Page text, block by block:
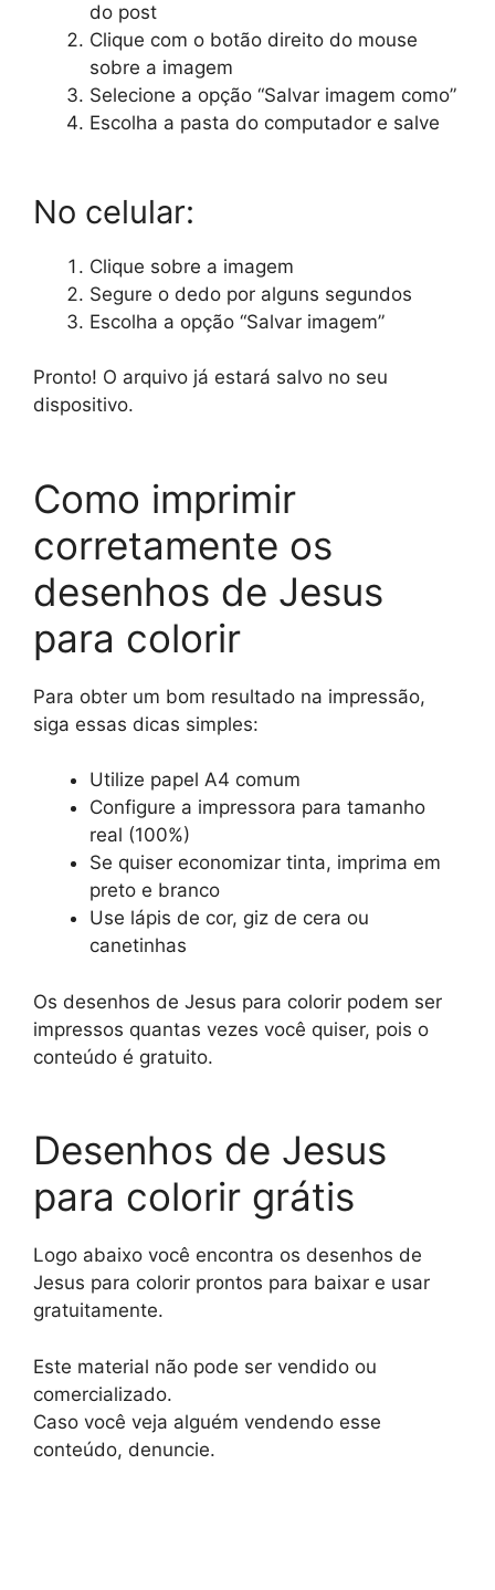
do post
Clique com o botão direito do mouse
sobre a imagem
Selecione a opção “Salvar imagem como”
Escolha a pasta do computador e salve
No celular:
Clique sobre a imagem
Segure o dedo por alguns segundos
Escolha a opção “Salvar imagem”
Pronto! O arquivo já estará salvo no seu
dispositivo.
Como imprimir
corretamente os
desenhos de Jesus
para colorir
Para obter um bom resultado na impressão,
siga essas dicas simples:
Utilize papel A4 comum
Configure a impressora para tamanho
real (100%)
Se quiser economizar tinta, imprima em
preto e branco
Use lápis de cor, giz de cera ou
canetinhas
Os desenhos de Jesus para colorir podem ser
impressos quantas vezes você quiser, pois o
conteúdo é gratuito.
Desenhos de Jesus
para colorir grátis
Logo abaixo você encontra os desenhos de
Jesus para colorir prontos para baixar e usar
gratuitamente.
Este material não pode ser vendido ou
comercializado.
Caso você veja alguém vendendo esse
conteúdo, denuncie.